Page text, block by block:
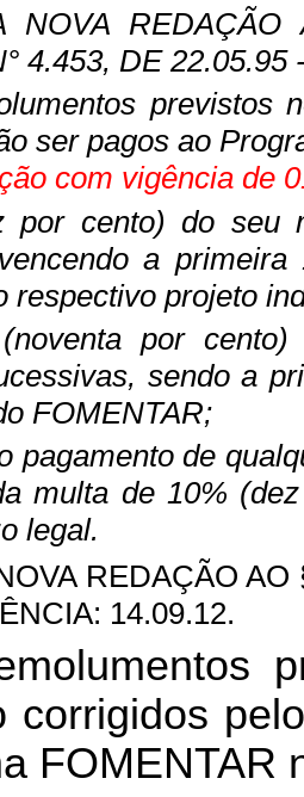
NOVA
4.453, DE 22.05.95
previstos
ser pagos ao
com vigência de
por cento) do seu
a
respectivo projeto
por cento)
sendo a
FOMENTAR;
pagamento de
multa de 10%
legal.
REDAÇÃO
14.09.12.
corrigidos
FOMENTAR